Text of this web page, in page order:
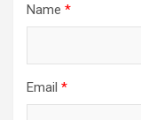
Name *
Email *